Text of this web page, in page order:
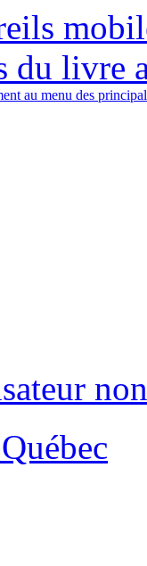
du livre
au menu des